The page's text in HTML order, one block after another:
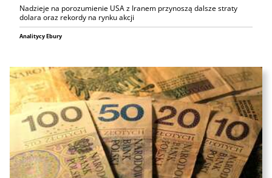
Nadzieje na porozumienie USA z Iranem przynoszą dalsze straty
dolara oraz rekordy na rynku akcji
Analitycy Ebury